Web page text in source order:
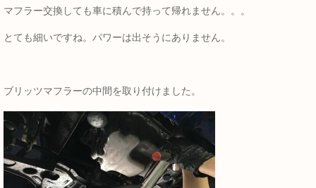
マフラー交換しても車に積んで持って帰れません。。。
とても細いですね。パワーは出そうにありません。
ブリッツマフラーの中間を取り付けました。